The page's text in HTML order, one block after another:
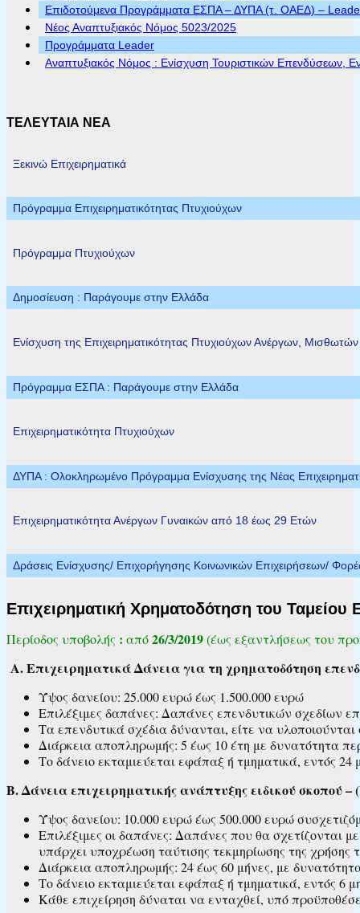
Επιδοτούμενα Προγράμματα ΕΣΠΑ – ΔΥΠΑ (τ. ΟΑΕΔ) – Leader
Νέος Αναπτυξιακός Νόμος 5023/2025
Προγράμματα Leader
Αναπτυξιακός Νόμος : Ενίσχυση Τουριστικών Επενδύσεων,
ΤΕΛΕΥΤΑΙΑ ΝΕΑ
Ξεκινώ Επιχειρηματικά
Πρόγραμμα Επιχειρηματικότητας Πτυχιούχων
Πρόγραμμα Πτυχιούχων
Δημοσίευση : Παράγουμε στην Ελλάδα
Ενίσχυση της Επιχειρηματικότητας Πτυχιούχων Ανέργων,
Πρόγραμμα ΕΣΠΑ : Παράγουμε στην Ελλάδα
Επιχειρηματικότητα Πτυχιούχων
ΔΥΠΑ : Ολοκληρωμένο Πρόγραμμα Ενίσχυσης της Νέας
Επιχειρηματικότητα Ανέργων Γυναικών από 18 έως 29 Ετών
Δράσεις Ενίσχυσης/ Επιχορήγησης Κοινωνικών Επιχειρήσεων/
Επιχειρηματική Χρηματοδότηση του Ταμείου
Περίοδος υποβολής : από26/3/2019(έως εξαντλήσεως του
Α. Επιχειρηματικά Δάνεια για τη χρηματοδότηση
Ύψος δανείου: 25.000 ευρώ έως 1.500.000 ευρώ
Επιλέξιμες δαπάνες: Δαπάνες επενδυτικών σχεδίων
Τα επενδυτικά σχέδια δύνανται, είτε να
Διάρκεια αποπληρωμής: 5 έως 10 έτη με δυνατότητα
Το δάνειο εκταμιεύεται εφάπαξ ή τμηματικά, εντός
Β. Δάνεια επιχειρηματικής ανάπτυξης ειδικού σκοπού
Ύψος δανείου: 10.000 ευρώ έως 500.000 ευρώ
Επιλέξιμες οι δαπάνες: Δαπάνες που θα σχετίζονται
υπάρχει υποχρέωση ταύτισης τεκμηρίωσης της
Διάρκεια αποπληρωμής: 24 έως 60 μήνες, με
Το δάνειο εκταμιεύεται εφάπαξ ή τμηματικά, εντός
Κάθε επιχείρηση δύναται να ενταχθεί, υπό